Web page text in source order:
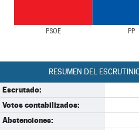
PSOE PP
RESUMEN DEL
Escrutado:
Votos contabilizados:
Abstenciones: